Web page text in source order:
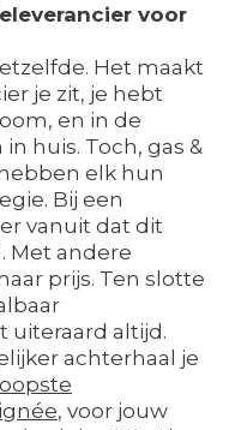
voor
Het maakt
je zit, je hebt
en in de
huis. Toch, gas &
elk hun
Bij een
vanuit dat dit
Met andere
prijs. Ten slotte
uiteraard altijd.
achterhaal je
, voor jouw